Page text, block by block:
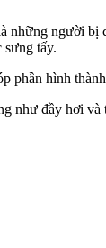
người
sưng tấy.
phần hình
như đầy hơi và